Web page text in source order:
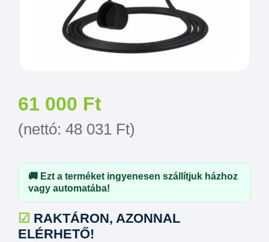
61 000 Ft
(nettó: 48 031 Ft)
🚚 Ezt a terméket ingyenesen szállítjuk házhoz
vagy automatába!
☑ RAKTÁRON, AZONNAL
ELÉRHETŐ!